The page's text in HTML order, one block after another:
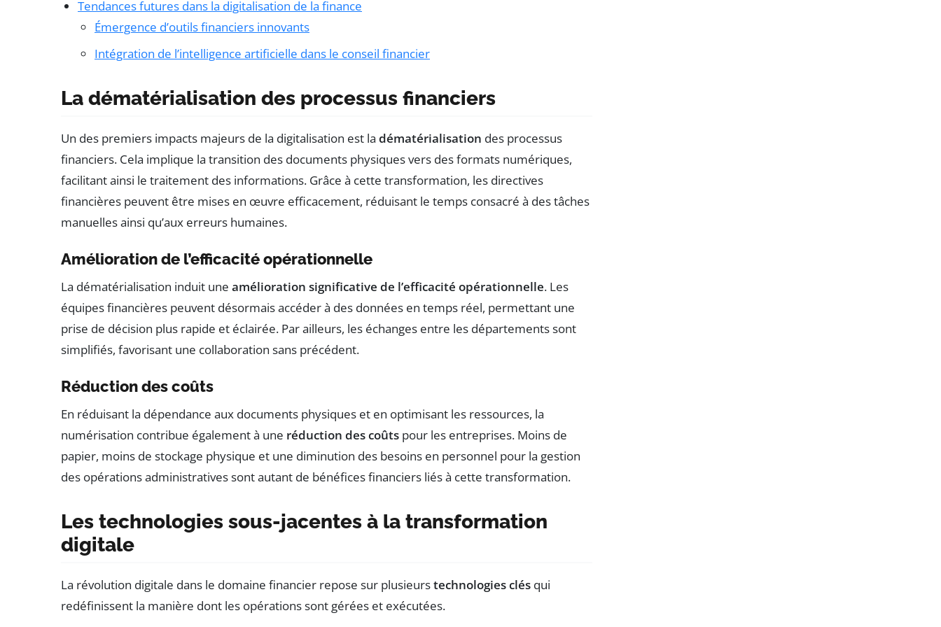
Tendances futures dans la digitalisation de la finance
Émergence d’outils financiers innovants
Intégration de l’intelligence artificielle dans le conseil financier
La dématérialisation des processus financiers
Un des premiers impacts majeurs de la digitalisation est la dématérialisation des processus
financiers. Cela implique la transition des documents physiques vers des formats numériques,
facilitant ainsi le traitement des informations. Grâce à cette transformation, les directives
financières peuvent être mises en œuvre efficacement, réduisant le temps consacré à des tâches
manuelles ainsi qu’aux erreurs humaines.
Amélioration de l’efficacité opérationnelle
La dématérialisation induit une amélioration significative de l’efficacité opérationnelle. Les
équipes financières peuvent désormais accéder à des données en temps réel, permettant une
prise de décision plus rapide et éclairée. Par ailleurs, les échanges entre les départements sont
simplifiés, favorisant une collaboration sans précédent.
Réduction des coûts
En réduisant la dépendance aux documents physiques et en optimisant les ressources, la
numérisation contribue également à une réduction des coûts pour les entreprises. Moins de
papier, moins de stockage physique et une diminution des besoins en personnel pour la gestion
des opérations administratives sont autant de bénéfices financiers liés à cette transformation.
Les technologies sous-jacentes à la transformation
digitale
La révolution digitale dans le domaine financier repose sur plusieurstechnologies clés qui
redéfinissent la manière dont les opérations sont gérées et exécutées.